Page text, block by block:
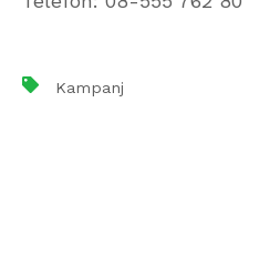
Kampanj